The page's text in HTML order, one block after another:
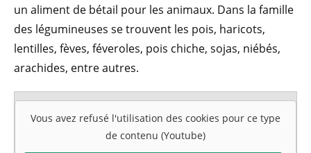
un aliment de bétail pour les animaux. Dans la famille
des légumineuses se trouvent les pois, haricots,
lentilles, fèves, féveroles, pois chiche, sojas, niébés,
arachides, entre autres.
Vous avez refusé l'utilisation des cookies pour ce type
de contenu (Youtube)